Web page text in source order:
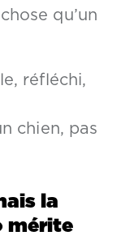
qu’un
réfléchi,
chien, pas
la
mérite